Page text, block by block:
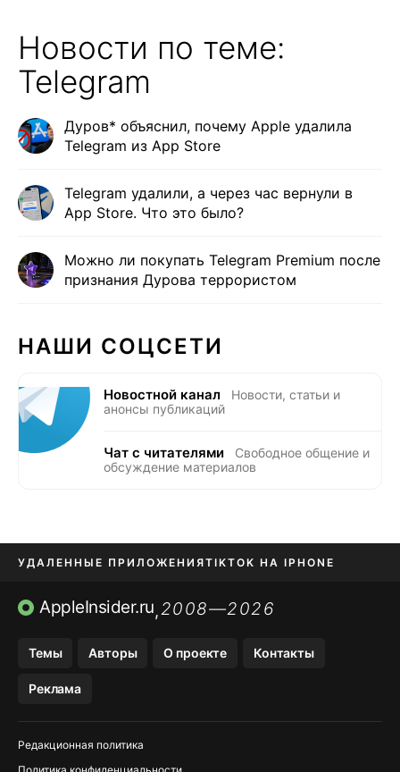
Новости по теме:
Telegram
Дуров* объяснил, почему Apple удалила
Telegram из App Store
Telegram удалили, а через час вернули в
App Store. Что это было?
Можно ли покупать Telegram Premium после
признания Дурова террористом
НАШИ СОЦСЕТИ
Новостной канал
Новости, статьи и
анонсы публикаций
Чат с читателями
Свободное общение и
обсуждение материалов
УДАЛЕННЫЕ ПРИЛОЖЕНИЯTIKTOK НА IPHONE
ПРИЛОЖЕНИЯ БЕЗ APP STORE
AppleInsider.ru,2008—2026
Темы Авторы О проекте Контакты
Реклама
Редакционная политика